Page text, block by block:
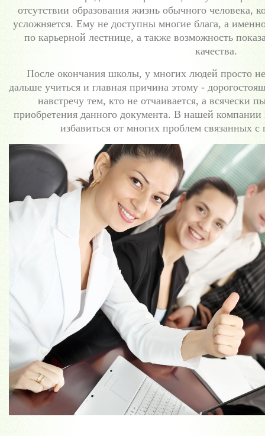
отсутствии образования жизнь обычного человека,
усложняется. Ему не доступны многие блага, а
по карьерной лестнице, а также возможность
качества.
После окончания школы, у многих людей просто
дальше учиться и главная причина этому -
навстречу тем, кто не отчаивается, а всячески
приобретения данного документа. В нашей
избавиться от многих проблем связанных